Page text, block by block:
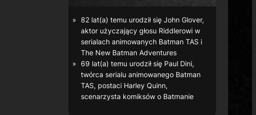
82 lat(a) temu urodził się John Glover,
aktor użyczający głosu Riddlerowi w
serialach animowanych Batman TAS i
The New Batman Adventures
69 lat(a) temu urodził się Paul Dini,
twórca serialu animowanego Batman
TAS, postaci Harley Quinn,
scenarzysta komiksów o Batmanie